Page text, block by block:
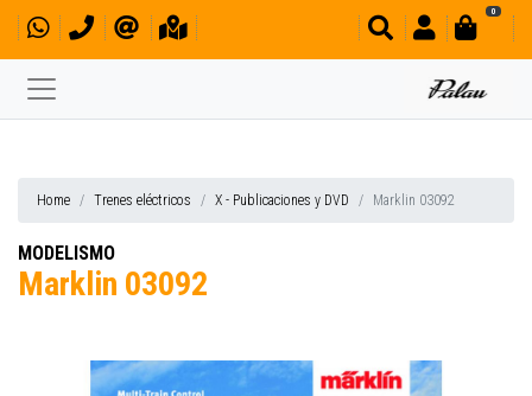
0
Home Trenes eléctricos X - Publicaciones y DVD Marklin 03092
MODELISMO
Marklin 03092